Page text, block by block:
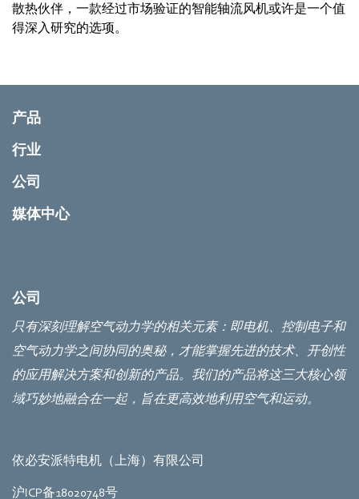
散热伙伴，一款经过市场验证的智能轴流风机或许是一个值
得深入研究的选项。
产品
行业
公司
媒体中心
公司
只有深刻理解空气动力学的相关元素：即电机、控制电子和
空气动力学之间协同的奥秘，才能掌握先进的技术、开创性
的应用解决方案和创新的产品。我们的产品将这三大核心领
域巧妙地融合在一起，旨在更高效地利用空气和运动。
依必安派特电机（上海）有限公司
沪ICP备18020748号